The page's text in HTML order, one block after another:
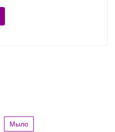
Мыло